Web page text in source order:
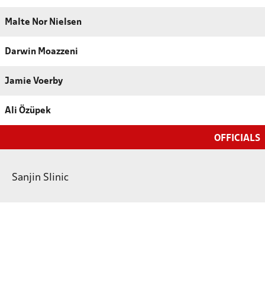
Malte Nor Nielsen
Darwin Moazzeni
Jamie Voerby
Ali Özüpek
OFFICIALS
Sanjin Slinic